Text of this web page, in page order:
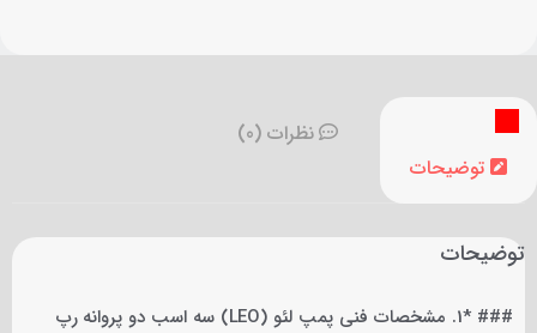
توضیحات
نظرات (0)
توضیحات
### *1. مشخصات فنی پمپ لئو (LEO) سه اسب دو پروانه رپ